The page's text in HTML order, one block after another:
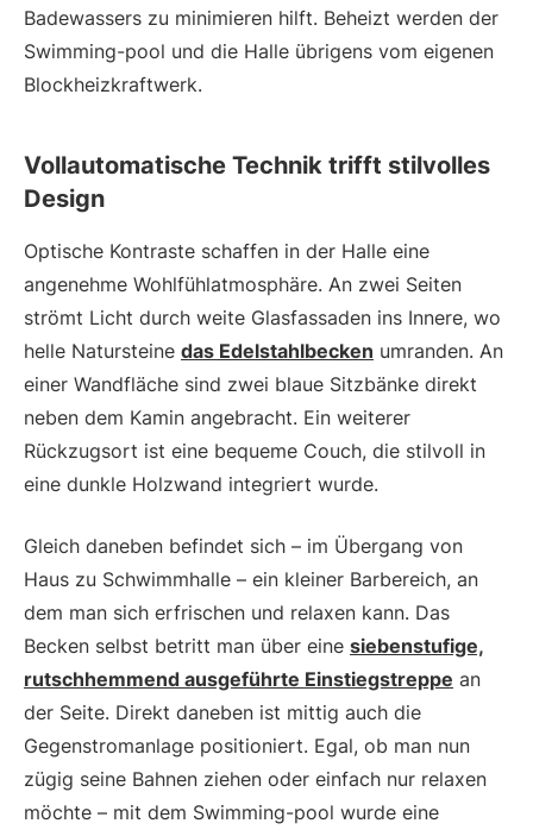
Badewassers zu minimieren hilft. Beheizt werden der
Swimming-pool und die Halle übrigens vom eigenen
Blockheizkraftwerk.
Vollautomatische Technik trifft stilvolles
Design
Optische Kontraste schaffen in der Halle eine
angenehme Wohlfühl­atmosphäre. An zwei Seiten
strömt Licht durch weite Glasfassaden ins ­Innere, wo
helle Natursteine das Edelstahlbecken umranden. An
einer Wandfläche sind zwei blaue Sitzbänke direkt
neben dem Kamin angebracht. Ein weiterer
Rückzugsort ist eine bequeme Couch, die stilvoll in
eine dunkle Holzwand integriert wurde.
Gleich daneben befindet sich – im Übergang von
Haus zu Schwimmhalle – ein kleiner Barbereich, an
dem man sich erfrischen und relaxen kann. Das
Becken selbst betritt man über eine siebenstufige,
rutschhemmend ausgeführte Einstiegs­treppe an
der Seite. Direkt daneben ist mittig auch die
Gegenstrom­anlage positioniert. Egal, ob man nun
zügig seine Bahnen ziehen oder einfach nur relaxen
möchte – mit dem Swimming-pool wurde eine